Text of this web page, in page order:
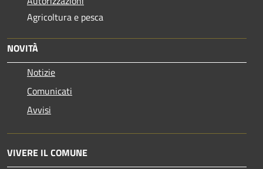
Agricoltura e pesca
NOVITÀ
Notizie
Comunicati
Avvisi
VIVERE IL COMUNE